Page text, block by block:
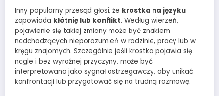
Inny popularny przesąd głosi, że krostka na języku
zapowiada kłótnię lub konflikt. Według wierzeń,
pojawienie się takiej zmiany może być znakiem
nadchodzących nieporozumień w rodzinie, pracy lub w
kręgu znajomych. Szczególnie jeśli krostka pojawia się
nagle i bez wyraźnej przyczyny, może być
interpretowana jako sygnał ostrzegawczy, aby unikać
konfrontacji lub przygotować się na trudną rozmowę.